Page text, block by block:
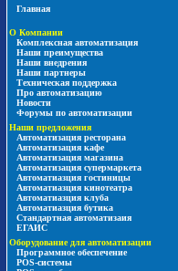
Главная
О Компании
Комплексная автоматизация
Наши преимущества
Наши внедрения
Наши партнеры
Техническая поддержка
Про автоматизацию
Новости
Форумы по автоматизации
Наши предложения
Автоматизация ресторана
Автоматизация кафе
Автоматизация магазина
Автоматизация супермаркета
Автоматиазция гостиницы
Автоматиазция кинотеатра
Автоматиазция клуба
Автоматиазция бутика
Стандартная автоматизаия
ЕГАИС
Оборудование для автоматизации
Программное обеспечение
POS-системы